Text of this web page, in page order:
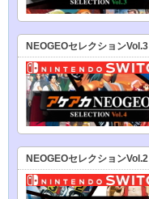
NEOGEOセレクションVol.3
NEOGEOセレクションVol.2